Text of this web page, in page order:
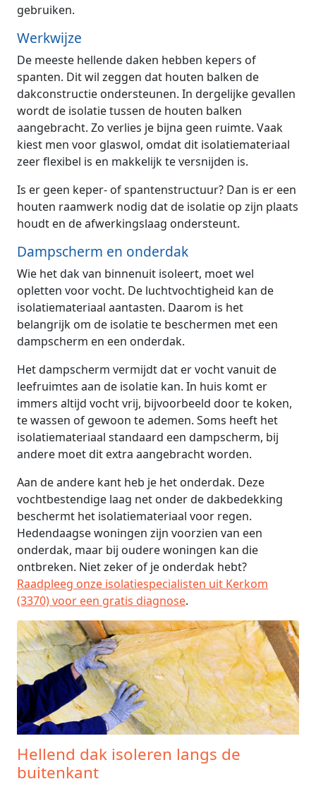
gebruiken.
Werkwijze
De meeste hellende daken hebben kepers of
spanten. Dit wil zeggen dat houten balken de
dakconstructie ondersteunen. In dergelijke gevallen
wordt de isolatie tussen de houten balken
aangebracht. Zo verlies je bijna geen ruimte. Vaak
kiest men voor glaswol, omdat dit isolatiemateriaal
zeer flexibel is en makkelijk te versnijden is.
Is er geen keper- of spantenstructuur? Dan is er een
houten raamwerk nodig dat de isolatie op zijn plaats
houdt en de afwerkingslaag ondersteunt.
Dampscherm en onderdak
Wie het dak van binnenuit isoleert, moet wel
opletten voor vocht. De luchtvochtigheid kan de
isolatiemateriaal aantasten. Daarom is het
belangrijk om de isolatie te beschermen met een
dampscherm en een onderdak.
Het dampscherm vermijdt dat er vocht vanuit de
leefruimtes aan de isolatie kan. In huis komt er
immers altijd vocht vrij, bijvoorbeeld door te koken,
te wassen of gewoon te ademen. Soms heeft het
isolatiemateriaal standaard een dampscherm, bij
andere moet dit extra aangebracht worden.
Aan de andere kant heb je het onderdak. Deze
vochtbestendige laag net onder de dakbedekking
beschermt het isolatiemateriaal voor regen.
Hedendaagse woningen zijn voorzien van een
onderdak, maar bij oudere woningen kan die
ontbreken. Niet zeker of je onderdak hebt?
Raadpleeg onze isolatiespecialisten uit Kerkom
(3370) voor een gratis diagnose.
Hellend dak isoleren langs de
buitenkant